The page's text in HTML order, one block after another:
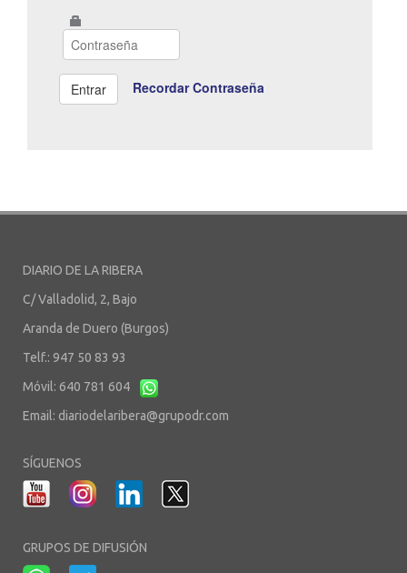
Recordar Contraseña
DIARIO DE LA RIBERA
C/ Valladolid, 2, Bajo
Aranda de Duero (Burgos)
Telf.: 947 50 83 93
Móvil: 640 781 604
Email: diariodelaribera@grupodr.com
SÍGUENOS
GRUPOS DE DIFUSIÓN